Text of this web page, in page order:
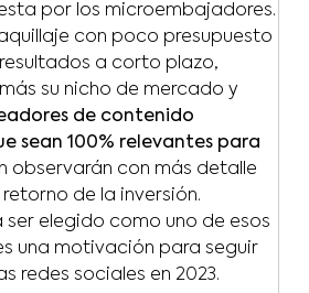
por los microembajadores.
con poco presupuesto
a corto plazo,
su nicho de mercado y
de contenido
sean 100% relevantes para
observarán con más detalle
retorno de la inversión.
ser elegido como uno de esos
una motivación para seguir
redes sociales en 2023.